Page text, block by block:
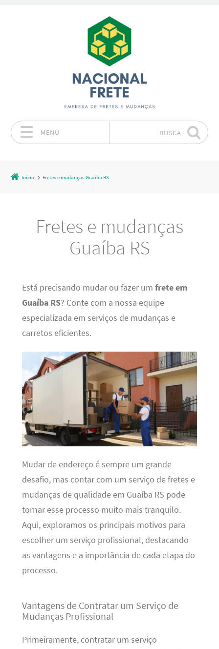
MENU BUSCA
Início Fretes e mudanças Guaíba RS
Fretes e mudanças
Guaíba RS
Está precisando mudar ou fazer um frete em
Guaíba RS? Conte com a nossa equipe
especializada em serviços de mudanças e
carretos eficientes.
Mudar de endereço é sempre um grande
desafio, mas contar com um serviço de fretes e
mudanças de qualidade em Guaíba RS pode
tornar esse processo muito mais tranquilo.
Aqui, exploramos os principais motivos para
escolher um serviço profissional, destacando
as vantagens e a importância de cada etapa do
processo.
Vantagens de Contratar um Serviço de
Mudanças Profissional
Primeiramente, contratar um serviço